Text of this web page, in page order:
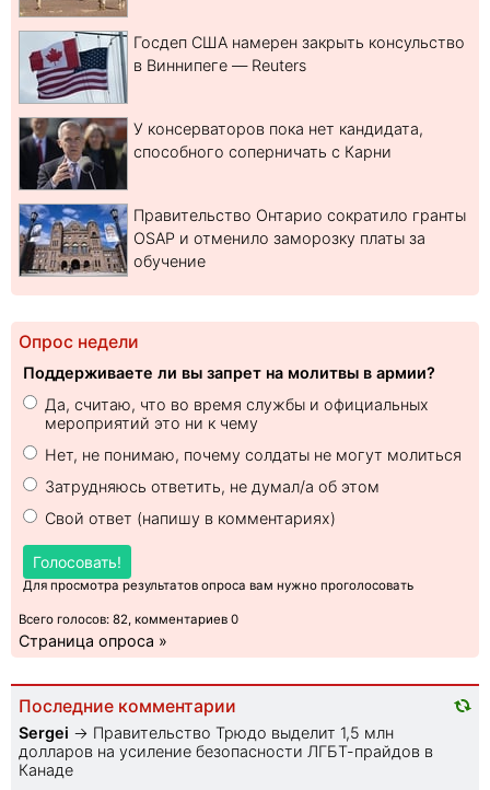
Госдеп США намерен закрыть консульство
в Виннипеге — Reuters
У консерваторов пока нет кандидата,
способного соперничать с Карни
Правительство Онтарио сократило гранты
OSAP и отменило заморозку платы за
обучение
Опрос недели
Поддерживаете ли вы запрет на молитвы в армии?
Да, считаю, что во время службы и официальных
мероприятий это ни к чему
Нет, не понимаю, почему солдаты не могут молиться
Затрудняюсь ответить, не думал/а об этом
Свой ответ (напишу в комментариях)
Голосовать!
Для просмотра результатов опроса вам нужно проголосовать
Всего голосов: 82, комментариев 0
Страница опроса »
Последние комментарии
Sеrgei → Правительство Трюдо выделит 1,5 млн
долларов на усиление безопасности ЛГБТ-прайдов в
Канаде